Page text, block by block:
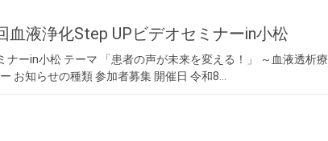
液浄化Step UPビデオセミナーin小松
ーin小松 テーマ 「患者の声が未来を変える！」 ～血液透析療
お知らせの種類 参加者募集 開催日 令和8…